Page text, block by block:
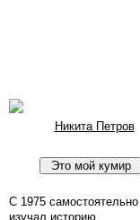
Никита Петров
С 1975 самостоятельно
изучал историю